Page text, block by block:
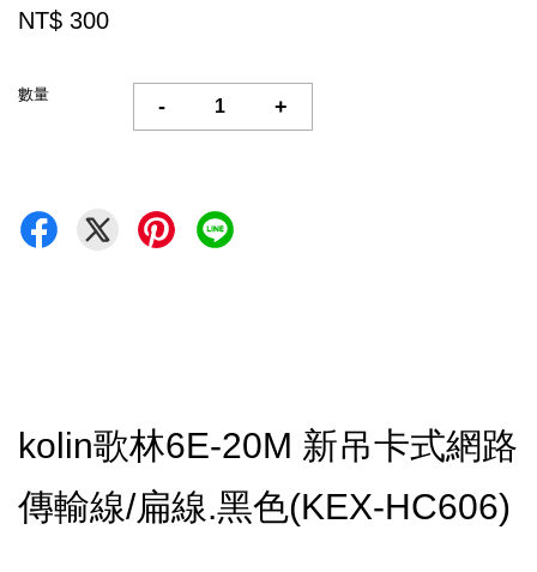
NT$ 300
數量
- +
kolin歌林6E-20M 新吊卡式網路
傳輸線/扁線.黑色(KEX-HC606)